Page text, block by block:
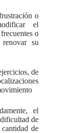
o
el
o
su
de
el
de
de